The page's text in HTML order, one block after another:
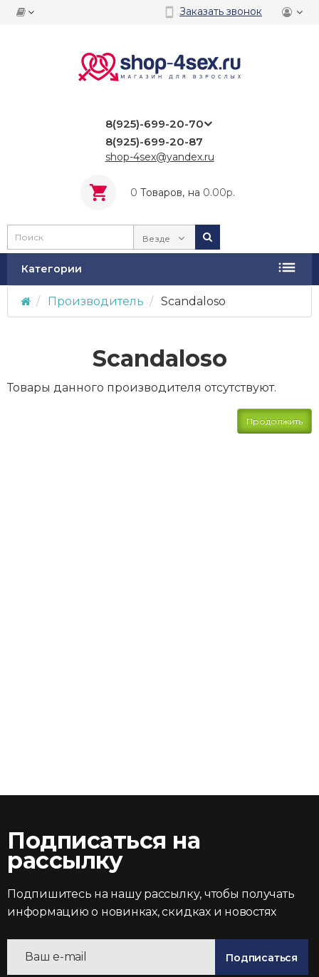
Заказать звонок
8(925)-699-20-70
8(925)-699-20-87
shop-4sex@yandex.ru
0 Tоваров, на 0.00р.
Везде
Категории
Производитель Scandaloso
Scandaloso
Товары данного производителя отсутствуют.
Продолжить
Подписаться на
рассылку
Подпишитесь на нашу рассылку, чтобы получать
информацию о новинках, скидках и новостях
Подписаться